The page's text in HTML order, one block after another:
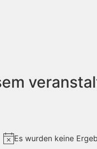
Es wurden keine